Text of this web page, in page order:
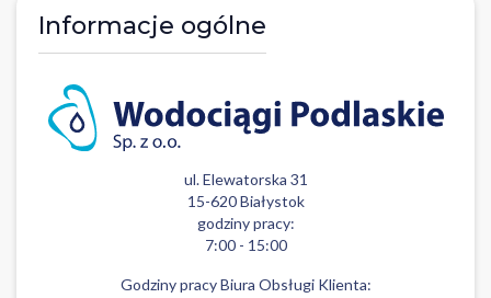
Informacje ogólne
ul. Elewatorska 31
15-620 Białystok
godziny pracy:
7:00 - 15:00
Godziny pracy Biura Obsługi Klienta: